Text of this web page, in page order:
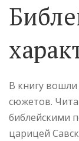
В книгу
сюжетов.
библейскими
царицей